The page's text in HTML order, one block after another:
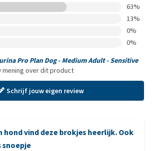
63%
13%
0%
0%
Pro Plan Dog - Medium Adult - Sensitive
mening over dit product
Schrijf jouw eigen review
hond vind deze brokjes heerlijk. Ook
snoepje